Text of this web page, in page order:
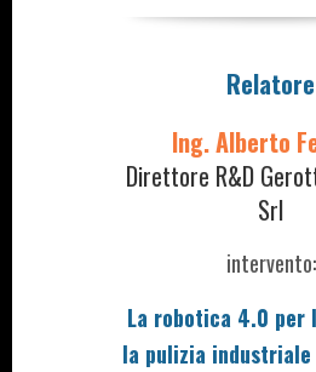
Relatore
Ing. Alberto
Direttore R&D
Srl
intervento:
La robotica 4.0 per
la pulizia